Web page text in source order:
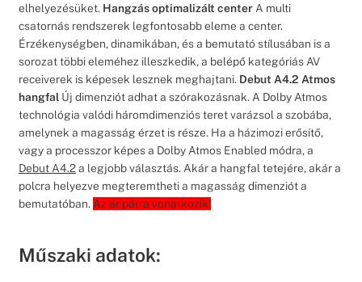
elhelyezésüket. Hangzás optimalizált centerA multi
csatornás rendszerek legfontosabb eleme a center.
Érzékenységben, dinamikában, és a bemutató stílusában is a
sorozat többi eleméhez illeszkedik, a belépő kategóriás AV
receiverek is képesek lesznek meghajtani. Debut A4.2 Atmos
hangfal Új dimenziót adhat a szórakozásnak. A Dolby Atmos
technológia valódi háromdimenziós teret varázsol a szobába,
amelynek a magasság érzet is része. Ha a házimozi erősítő,
vagy a processzor képes a Dolby Atmos Enabled módra, a
Debut A4.2a legjobb választás. Akár a hangfal tetejére, akár a
polcra helyezve megteremtheti a magasság dimenziót a
bemutatóban. Az ár párra vonatkozik!
Műszaki adatok: